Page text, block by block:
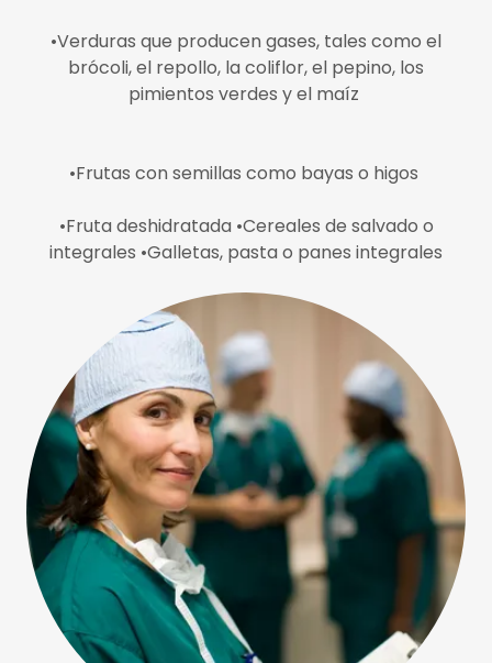
•Verduras que producen gases, tales como el
brócoli, el repollo, la coliflor, el pepino, los
pimientos verdes y el maíz
•Frutas con semillas como bayas o higos
•Fruta deshidratada •Cereales de salvado o
integrales •Galletas, pasta o panes integrales